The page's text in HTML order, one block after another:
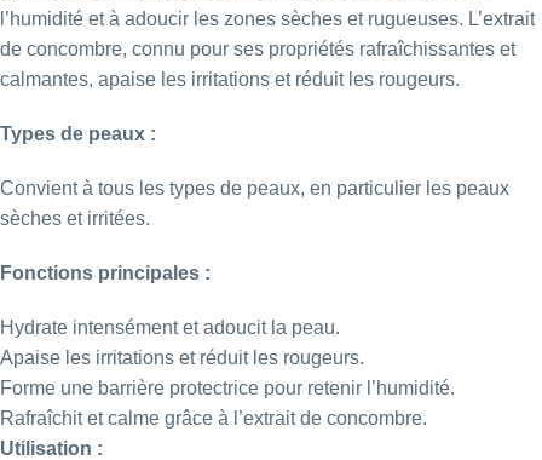
l’humidité et à adoucir les zones sèches et rugueuses. L’extrait
de concombre, connu pour ses propriétés rafraîchissantes et
calmantes, apaise les irritations et réduit les rougeurs.
Types de peaux :
Convient à tous les types de peaux, en particulier les peaux
sèches et irritées.
Fonctions principales :
Hydrate intensément et adoucit la peau.
Apaise les irritations et réduit les rougeurs.
Forme une barrière protectrice pour retenir l’humidité.
Rafraîchit et calme grâce à l’extrait de concombre.
Utilisation :